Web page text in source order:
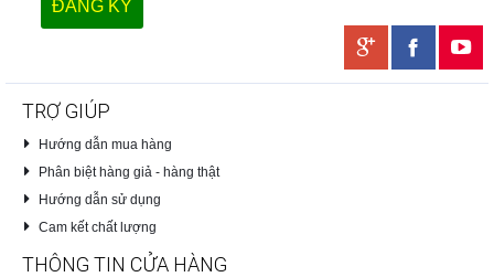
TRỢ GIÚP
Hướng dẫn mua hàng
Phân biệt hàng giả - hàng thật
Hướng dẫn sử dụng
Cam kết chất lượng
THÔNG TIN CỬA HÀNG